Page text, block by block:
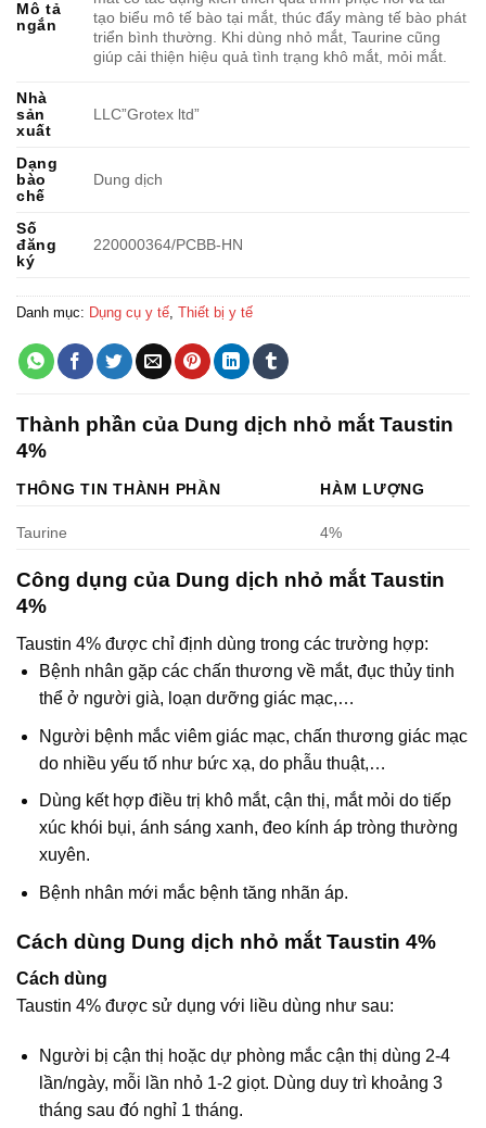
Mô tả
ngắn
tạo biểu mô tế bào tại mắt, thúc đẩy màng tế bào phát
triển bình thường. Khi dùng nhỏ mắt, Taurine cũng
giúp cải thiện hiệu quả tình trạng khô mắt, mỏi mắt.
Nhà
sản
xuất
LLC”Grotex ltd”
Dạng
bào
chế
Dung dịch
Số
đăng
ký
220000364/PCBB-HN
Danh mục: Dụng cụ y tế Thiết bị y tế
Thành phần của Dung dịch nhỏ mắt Taustin
4%
THÔNG TIN THÀNH PHẦN HÀM LƯỢNG
Taurine 4%
Công dụng của Dung dịch nhỏ mắt Taustin
4%
Taustin 4% được chỉ định dùng trong các trường hợp:
Bệnh nhân gặp các chấn thương về mắt, đục thủy tinh
thể ở người già, loạn dưỡng giác mạc,…
Người bệnh mắc viêm giác mạc, chấn thương giác mạc
do nhiều yếu tố như bức xạ, do phẫu thuật,…
Dùng kết hợp điều trị khô mắt, cận thị, mắt mỏi do tiếp
xúc khói bụi, ánh sáng xanh, đeo kính áp tròng thường
xuyên.
Bệnh nhân mới mắc bệnh tăng nhãn áp.
Cách dùng Dung dịch nhỏ mắt Taustin 4%
Cách dùng
Taustin 4% được sử dụng với liều dùng như sau:
Người bị cận thị hoặc dự phòng mắc cận thị dùng 2-4
lần/ngày, mỗi lần nhỏ 1-2 giọt. Dùng duy trì khoảng 3
tháng sau đó nghỉ 1 tháng.